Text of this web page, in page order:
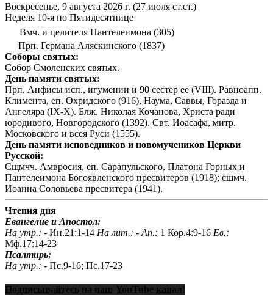
Воскресенье, 9 августа 2026 г. (27 июля ст.ст.)
Неделя 10-я по Пятидесятнице
Вмч. и целителя Пантелеимона (305)
Прп. Германа Аляскинского (1837)
Соборы святых:
Собор Смоленских святых.
День памяти святых:
Прп. Анфисы исп., игумении и 90 сестер ее (VIII). Равноапп.
Климента, еп. Охридского (916), Наума, Саввы, Горазда и
Ангеляра (IX-X). Блж. Николая Кочанова, Христа ради
юродивого, Новгородского (1392). Свт. Иоасафа, митр.
Московского и всея Руси (1555).
День памяти исповедников и новомучеников Церкви
Русской:
Сщмчч. Амвросия, еп. Сарапульского, Платона Горных и
Пантелеимона Богоявленского пресвитеров (1918); сщмч.
Иоанна Соловьева пресвитера (1941).
Чтения дня
Евангелие и Апостол:
На утр.: - Ин.21:1-14 На лит.: - Ап.: 1 Кор.4:9-16 Ев.:
Мф.17:14-23
Псалтирь:
На утр.: - Пс.9-16; Пс.17-23
Подписывайтесь на наш YouTube канал!